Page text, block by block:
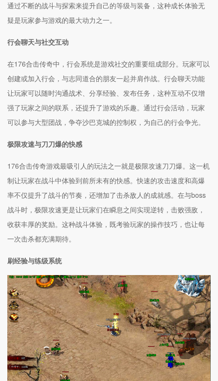
通过不断的战斗与探索来提升自己的等级与装备，这种成长体验无
疑是玩家参与游戏的最大动力之一。
行会聊天与社交互动
在176合击传奇中，行会系统是游戏社交的重要组成部分。玩家可以
创建或加入行会，与志同道合的朋友一起并肩作战。行会聊天功能
让玩家可以随时沟通战术、分享经验、发布任务，这种互动不仅增
强了玩家之间的联系，还提升了游戏的乐趣。通过行会活动，玩家
可以参与大型团战，争夺沙巴克城的控制权，为自己的行会争光。
极限攻速与刀刀爆的快感
176合击传奇游戏最吸引人的玩法之一就是极限攻速刀刀爆。这一机
制让玩家在战斗中体验到前所未有的快感。快速的攻击速度和高爆
率不仅提升了战斗的节奏，还增加了击杀敌人的成就感。在与boss
战斗时，极限攻速更是让玩家们在瞬息之间实现逆转，击败强敌，
收获丰厚的奖励。这种战斗体验，既考验玩家的操作技巧，也让每
一次击杀都充满期待。
刷经验与练级系统